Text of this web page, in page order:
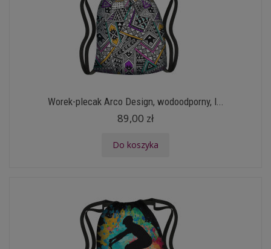
Worek-plecak Arco Design, wodoodporny, l...
89,00 zł
Do koszyka